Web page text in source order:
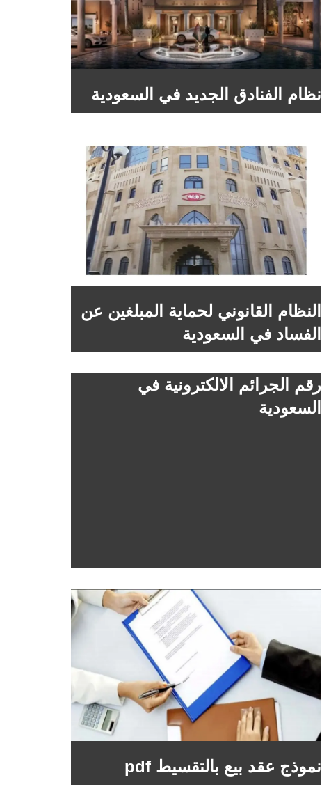
نظام الفنادق الجديد في السعودية
النظام القانوني لحماية المبلغين عن
الفساد في السعودية
رقم الجرائم الالكترونية في
السعودية
نموذج عقد بيع بالتقسيط pdf